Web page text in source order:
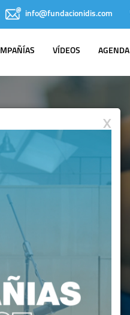
info@fundacionidis.com
VÍDEOS AGENDA
X